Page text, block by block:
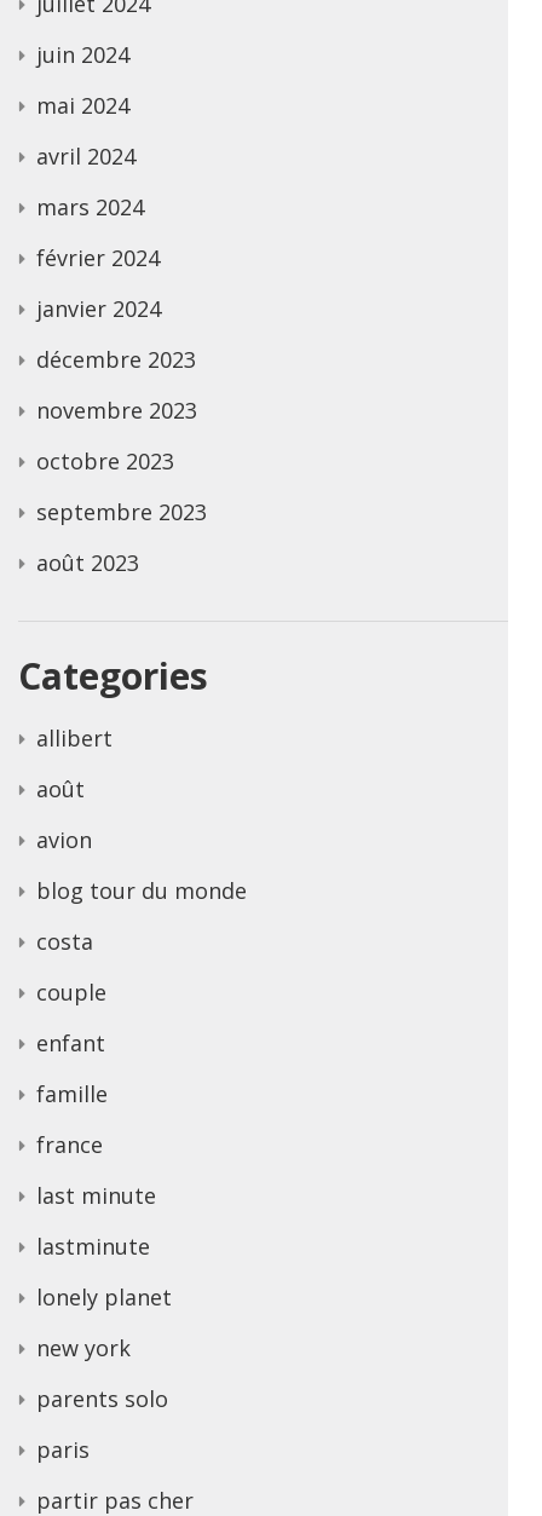
juin 2024
mai 2024
avril 2024
mars 2024
février 2024
janvier 2024
décembre 2023
novembre 2023
octobre 2023
septembre 2023
août 2023
Categories
allibert
août
avion
blog tour du monde
costa
couple
enfant
famille
france
last minute
lastminute
lonely planet
new york
parents solo
paris
partir pas cher